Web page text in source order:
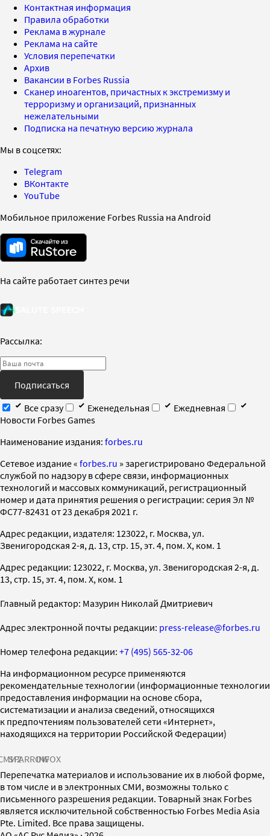
Контактная информация
Правила обработки
Реклама в журнале
Реклама на сайте
Условия перепечатки
Архив
Вакансии в Forbes Russia
Сканер иноагентов, причастных к экстремизму и
терроризму и организаций, признанных
нежелательными
Подписка на печатную версию журнала
Мы в соцсетях:
Telegram
ВКонтакте
YouTube
Мобильное приложение Forbes Russia на Android
На сайте работает синтез речи
Рассылка:
Подписаться
Все сразу
Еженедельная
Ежедневная
Новости Forbes Games
Наименование издания: forbes.ru
Cетевое издание « forbes.ru » зарегистрировано Федеральной
службой по надзору в сфере связи, информационных
технологий и массовых коммуникаций, регистрационный
номер и дата принятия решения о регистрации: серия Эл №
ФС77-82431 от 23 декабря 2021 г.
Адрес редакции, издателя: 123022, г. Москва, ул.
Звенигородская 2-я, д. 13, стр. 15, эт. 4, пом. X, ком. 1
Адрес редакции: 123022, г. Москва, ул. Звенигородская 2-я, д.
13, стр. 15, эт. 4, пом. X, ком. 1
Главный редактор: Мазурин Николай Дмитриевич
Адрес электронной почты редакции: press-release@forbes.ru
Номер телефона редакции: +7 (495) 565-32-06
На информационном ресурсе применяются
рекомендательные технологии (информационные технологии
предоставления информации на основе сбора,
систематизации и анализа сведений, относящихся
к предпочтениям пользователей сети «Интернет»,
находящихся на территории Российской Федерации)
SPARROWINFOX
Перепечатка материалов и использование их в любой форме,
в том числе и в электронных СМИ, возможны только с
письменного разрешения редакции. Товарный знак Forbes
является исключительной собственностью Forbes Media Asia
Pte. Limited. Все права защищены.